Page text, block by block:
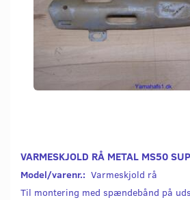
VARMESKJOLD RÅ METAL MS50
Model/varenr.: Varmeskjold rå
Til montering med spændebånd på